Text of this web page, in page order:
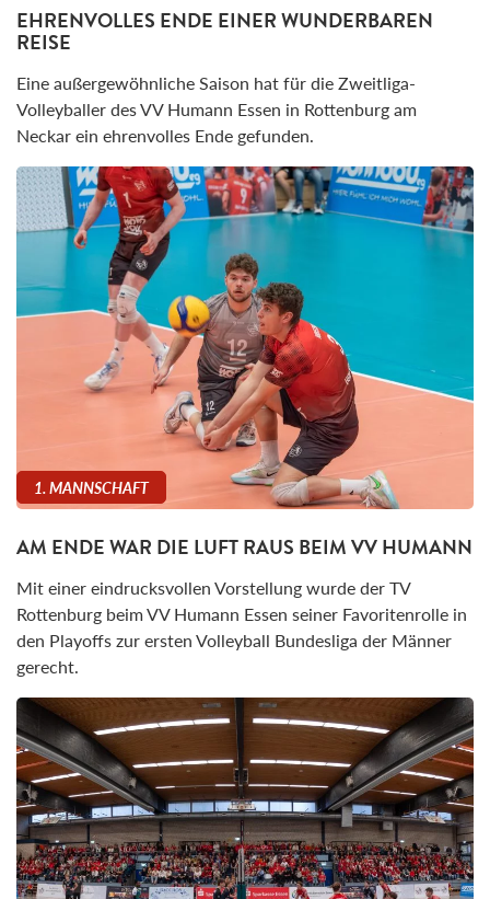
EHRENVOLLES ENDE EINER WUNDERBAREN
REISE
Eine außergewöhnliche Saison hat für die Zweitliga-
Volleyballer des VV Humann Essen in Rottenburg am
Neckar ein ehrenvolles Ende gefunden.
1. MANNSCHAFT
AM ENDE WAR DIE LUFT RAUS BEIM VV HUMANN
Mit einer eindrucksvollen Vorstellung wurde der TV
Rottenburg beim VV Humann Essen seiner Favoritenrolle in
den Playoffs zur ersten Volleyball Bundesliga der Männer
gerecht.